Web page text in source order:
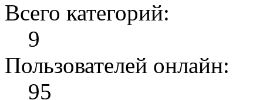
Всего категорий:
9
Пользователей онлайн:
95